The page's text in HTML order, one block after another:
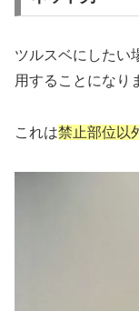
ツルスベにしたい
用することになり
これは禁止部位以